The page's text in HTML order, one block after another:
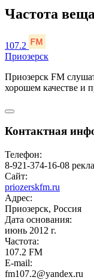
Частота
107.2
Приозерск
Приозерск FМ
хорошем качестве и
Контактная
Телефон:
8-921-374-16-08
Сайт:
priozerskfm.ru
Адрес:
Приозерск, Россия
Дата основания:
июнь 2012 г.
Частота:
107.2 FM
E-mail:
fm107.2@yandex.ru